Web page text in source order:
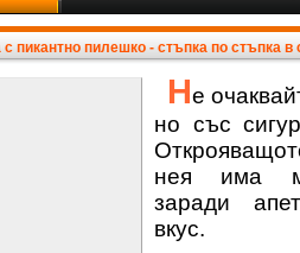
пикантно пилешко - стъпка по стъпка в
Не
но със
нея има
заради
вкус.